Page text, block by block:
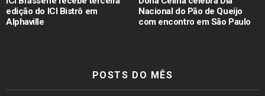
edição do ICI Bistrô em
Alphaville
Nacional do Pão de Queijo
com encontro em São Paulo
POSTS DO MÊS